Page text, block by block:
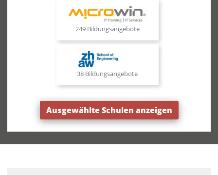
249 Bildungsangebote
38 Bildungsangebote
Ausgewählte Schulen anzeigen